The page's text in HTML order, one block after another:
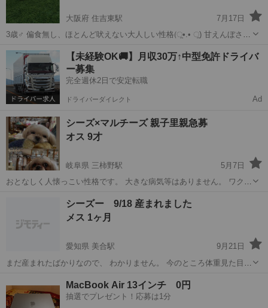
大阪府 住吉東駅
7月17日
3歳♂ 偏食無し、ほとんど吠えない大人しい性格(ू•.• ू) 甘えんぼさん
てましたが、 仕事が忙しく難しくなり、自分の家はアレルギーがある
小さな子供もい...
大阪 大阪市 住吉東駅 シーズー 性格
【未経験OK🚚】月収30万↑中型免許ドライバ
ー募集
完全週休2日で安定転職
ドライバーダイレクト Ad
シーズ×マルチーズ 親子里親急募
オス 9才
岐阜県 三柿野駅
5月7日
おとなしく人懐っこい性格です。 大きな病気等はありません。 ワクチ
ット霊園 愛の森 にて行われる譲渡会に参加予定です。
三柿野駅 シーズー シーズ
シーズー 9/18 産まれました
メス 1ヶ月
愛知県 美合駅
9月21日
まだ産まれたばかりなので、 わかりません。 今のところ体重見た目良
シーズー
MacBook Air 13インチ 0円
抽選でプレゼント！応募は1分